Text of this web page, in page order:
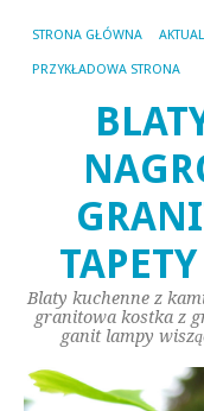
STRONA GŁÓWNA
PRZYKŁADOWA STRONA
Blaty kuchenne z
granitowa kostka z
ganit lampy